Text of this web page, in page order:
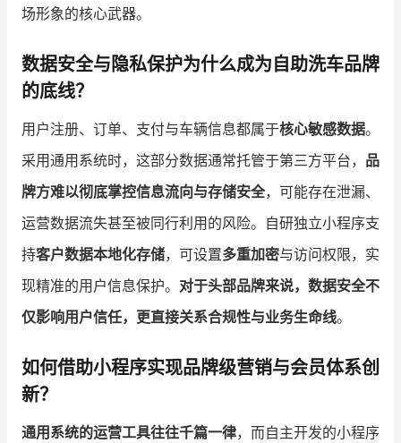
场形象的核心武器。
数据安全与隐私保护为什么成为自助洗车品牌
的底线？
用户注册、订单、支付与车辆信息都属于核心敏感数据。
采用通用系统时，这部分数据通常托管于第三方平台， 品
牌方难以彻底掌控信息流向与存储安全，可能存在泄漏、
运营数据流失甚至被同行利用的风险。自研独立小程序支
持客户数据本地化存储，可设置多重加密与访问权限，实
现精准的用户信息保护。 对于头部品牌来说，数据安全不
仅影响用户信任，更直接关系合规性与业务生命线。
如何借助小程序实现品牌级营销与会员体系创
新？
通用系统的运营工具往往千篇一律，而自主开发的小程序